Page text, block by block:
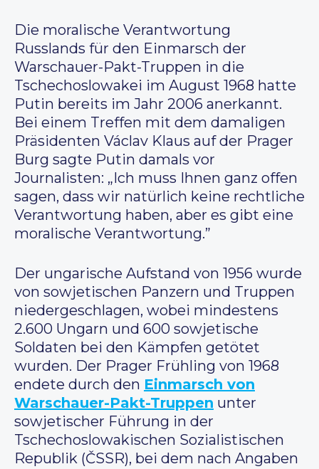
Die moralische Verantwortung
Russlands für den Einmarsch der
Warschauer-Pakt-Truppen in die
Tschechoslowakei im August 1968 hatte
Putin bereits im Jahr 2006 anerkannt.
Bei einem Treffen mit dem damaligen
Präsidenten Václav Klaus auf der Prager
Burg sagte Putin damals vor
Journalisten: „Ich muss Ihnen ganz offen
sagen, dass wir natürlich keine rechtliche
Verantwortung haben, aber es gibt eine
moralische Verantwortung.”
Der ungarische Aufstand von 1956 wurde
von sowjetischen Panzern und Truppen
niedergeschlagen, wobei mindestens
2.600 Ungarn und 600 sowjetische
Soldaten bei den Kämpfen getötet
wurden. Der Prager Frühling von 1968
endete durch den Einmarsch von
Warschauer-Pakt-Truppen unter
sowjetischer Führung in der
Tschechoslowakischen Sozialistischen
Republik (ČSSR), bei dem nach Angaben